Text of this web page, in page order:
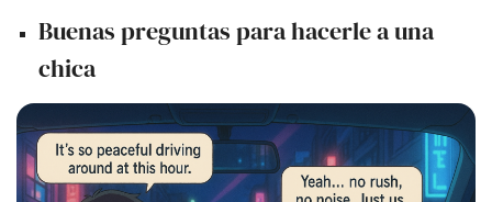
Buenas preguntas para hacerle a una
chica